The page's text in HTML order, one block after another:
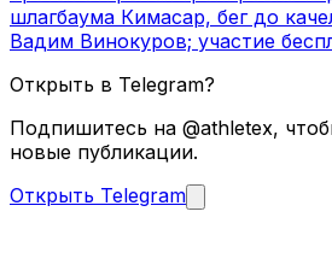
шлагбаума Кимасар, бег до
Вадим Винокуров; участие
Открыть в Telegram?
Подпишитесь на @athletex,
новые публикации.
Открыть Telegram